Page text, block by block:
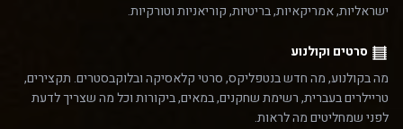
ישראליות, אמריקאיות, בריטיות, קוריאניות וטורקיות.
סרטים וקולנוע
מה בקולנוע, מה חדש בנטפליקס, סרטי קלאסיקה ובלוקבסטרים. תקצירים,
טריילרים בעברית, רשימת שחקנים, במאים, ביקורות וכל מה שצריך לדעת
לפני שמחליטים מה לראות.